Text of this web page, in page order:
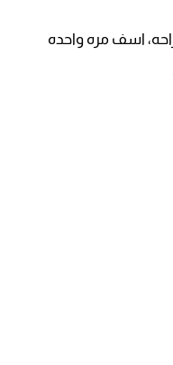
اسف مره واحده